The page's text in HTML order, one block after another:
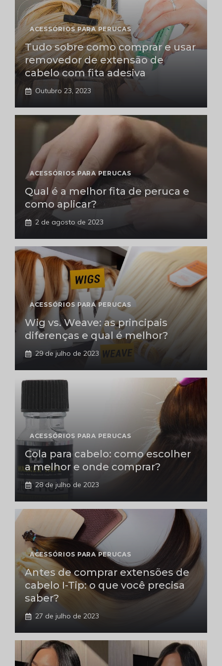
ACESSÓRIOS PARA PERUCAS
Tudo sobre como comprar e usar
removedor de extensão de
cabelo com fita adesiva
Outubro 23, 2023
ACESSÓRIOS PARA PERUCAS
Qual é a melhor fita de peruca e
como aplicar?
2 de agosto de 2023
ACESSÓRIOS PARA PERUCAS
Wig vs. Weave: as principais
diferenças e qual é melhor?
29 de julho de 2023
ACESSÓRIOS PARA PERUCAS
Cola para cabelo: como escolher
a melhor e onde comprar?
28 de julho de 2023
ACESSÓRIOS PARA PERUCAS
Antes de comprar extensões de
cabelo I-Tip: o que você precisa
saber?
27 de julho de 2023